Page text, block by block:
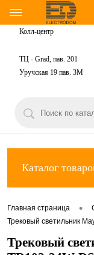
Колл-центр
ТЦ - Grad, пав. 201
Уручская 19 пав. 3М
Каталог
Главная страница •
Трековый светильник
Трековый